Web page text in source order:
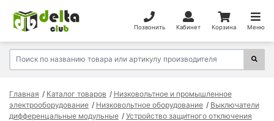
Позвонить Кабинет Корзина Меню
Главная Каталог товаров
Низковольтное и промышленное
электрооборудование
Низковольтное оборудование
Выключатели
дифференцальные модульные
Устройство защитного отключения